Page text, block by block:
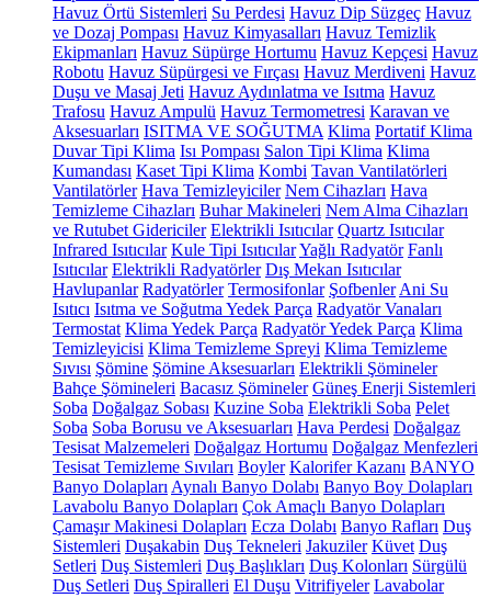
Havuz Örtü Sistemleri Su Perdesi Havuz Dip Süzgeç Havuz
ve Dozaj Pompası Havuz Kimyasalları Havuz Temizlik
Ekipmanları Havuz Süpürge Hortumu Havuz Kepçesi Havuz
Robotu Havuz Süpürgesi ve Fırçası Havuz Merdiveni Havuz
Duşu ve Masaj Jeti Havuz Aydınlatma ve Isıtma Havuz
Trafosu Havuz Ampulü Havuz Termometresi Karavan ve
Aksesuarları ISITMA VE SOĞUTMA Klima Portatif Klima
Duvar Tipi Klima Isı Pompası Salon Tipi Klima Klima
Kumandası Kaset Tipi Klima Kombi Tavan Vantilatörleri
Vantilatörler Hava Temizleyiciler Nem Cihazları Hava
Temizleme Cihazları Buhar Makineleri Nem Alma Cihazları
ve Rutubet Gidericiler Elektrikli Isıtıcılar Quartz Isıtıcılar
Infrared Isıtıcılar Kule Tipi IsıtıcılarYağlı Radyatör Fanlı
Isıtıcılar Elektrikli Radyatörler Dış Mekan Isıtıcılar
Havlupanlar Radyatörler Termosifonlar Şofbenler Ani Su
Isıtıcı Isıtma ve Soğutma Yedek Parça Radyatör Vanaları
Termostat Klima Yedek Parça Radyatör Yedek Parça Klima
Temizleyicisi Klima Temizleme Spreyi Klima Temizleme
Sıvısı Şömine Şömine Aksesuarları Elektrikli Şömineler
Bahçe Şömineleri Bacasız Şömineler Güneş Enerji Sistemleri
Soba Doğalgaz Sobası Kuzine Soba Elektrikli Soba Pelet
Soba Soba Borusu ve Aksesuarları Hava Perdesi Doğalgaz
Tesisat Malzemeleri Doğalgaz Hortumu Doğalgaz Menfezleri
Tesisat Temizleme Sıvıları Boyler Kalorifer Kazanı BANYO
Banyo Dolapları Aynalı Banyo Dolabı Banyo Boy Dolapları
Lavabolu Banyo Dolapları Çok Amaçlı Banyo Dolapları
Çamaşır Makinesi Dolapları Ecza Dolabı Banyo Rafları Duş
Sistemleri Duşakabin Duş Tekneleri Jakuziler Küvet Duş
Setleri Duş Sistemleri Duş Başlıkları Duş Kolonları Sürgülü
Duş Setleri Duş Spiralleri El Duşu Vitrifiyeler Lavabolar